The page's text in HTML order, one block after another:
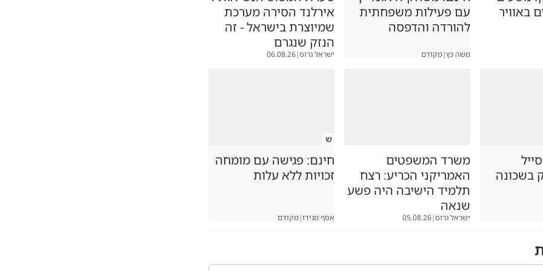
באוויר
עם פעילות משפחתית
להורדה והדפסה
משה כץ|מקודם
אירלנד הסירה מערכת
שמיוצרת בישראל - זה
הנזק שנגרם
ישראל גרוס|
06.08.26
בשכונה
משרד המשפטים
האמריקני הכריע: רצח
תלמיד הישיבה היה פשע
שנאה
ישראל גרוס|
05.08.26
ש
חינם: פגישה עם מומחה
זכויות ללא עלות
אסף מגידו|מקודם